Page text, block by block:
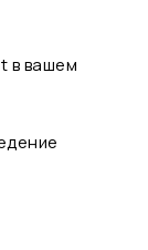
в вашем